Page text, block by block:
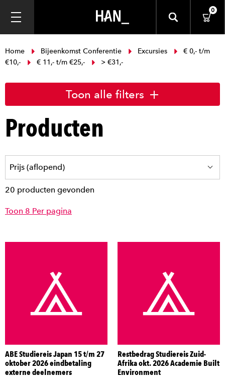
0
Home Bijeenkomst Conferentie Excursies
€ 0,- t/m
€10,-
€ 11,- t/m €25,- > €31,-
Toon alle filters
Producten
20 producten gevonden
Toon 8 Per pagina
ABE Studiereis Japan 15 t/m 27
oktober 2026 eindbetaling
externe deelnemers
Restbedrag Studiereis Zuid-
Afrika okt. 2026 Academie Built
Environment